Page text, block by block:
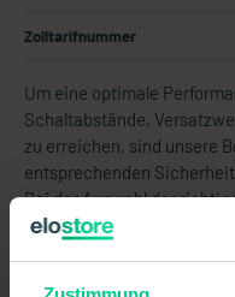
Zolltarifnummer
Um eine optimale
Schaltabstände,
zu erreichen, sind unsere
entsprechenden
Bei der Auswahl der
Sicherheitssensor und